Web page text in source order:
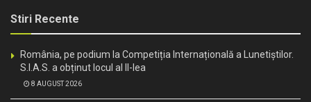
Stiri Recente
România, pe podium la Competiția Internațională a Lunetiștilor.
S.I.A.S. a obținut locul al II-lea
8 AUGUST 2026